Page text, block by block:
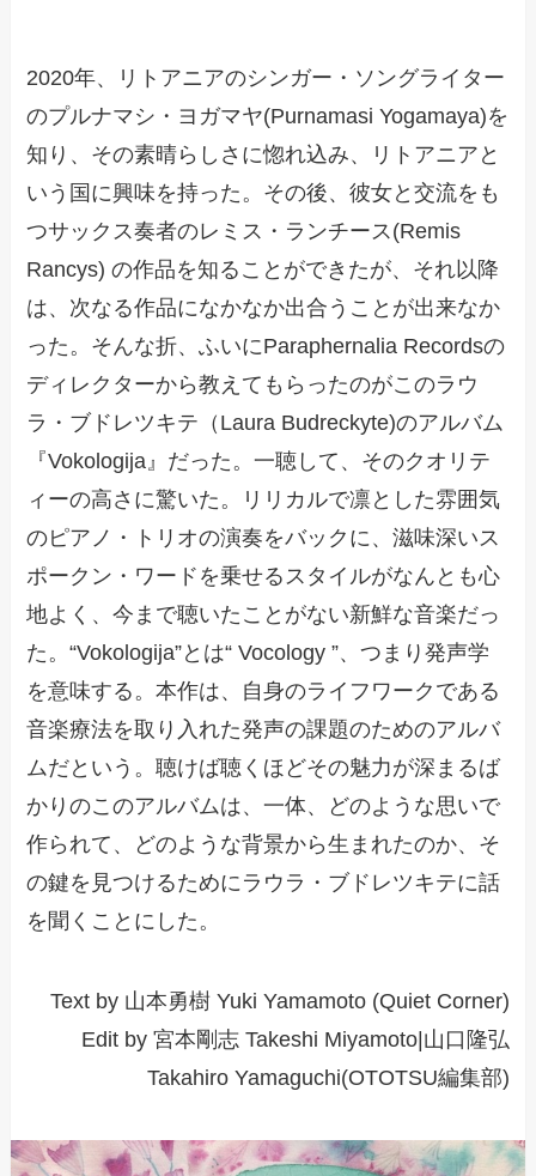
2020年、リトアニアのシンガー・ソングライター
のプルナマシ・ヨガマヤ(Purnamasi Yogamaya)を
知り、その素晴らしさに惚れ込み、リトアニアと
いう国に興味を持った。その後、彼女と交流をも
つサックス奏者のレミス・ランチース(Remis
Rancys) の作品を知ることができたが、それ以降
は、次なる作品になかなか出合うことが出来なか
った。そんな折、ふいにParaphernalia Recordsの
ディレクターから教えてもらったのがこのラウ
ラ・ブドレツキテ（Laura Budreckyte)のアルバム
『Vokologija』だった。一聴して、そのクオリテ
ィーの高さに驚いた。リリカルで凛とした雰囲気
のピアノ・トリオの演奏をバックに、滋味深いス
ポークン・ワードを乗せるスタイルがなんとも心
地よく、今まで聴いたことがない新鮮な音楽だっ
た。“Vokologija”とは“ Vocology ”、つまり発声学
を意味する。本作は、自身のライフワークである
音楽療法を取り入れた発声の課題のためのアルバ
ムだという。聴けば聴くほどその魅力が深まるば
かりのこのアルバムは、一体、どのような思いで
作られて、どのような背景から生まれたのか、そ
の鍵を見つけるためにラウラ・ブドレツキテに話
を聞くことにした。
Text by 山本勇樹 Yuki Yamamoto (Quiet Corner)
Edit by 宮本剛志 Takeshi Miyamoto|山口隆弘
Takahiro Yamaguchi(OTOTSU編集部)